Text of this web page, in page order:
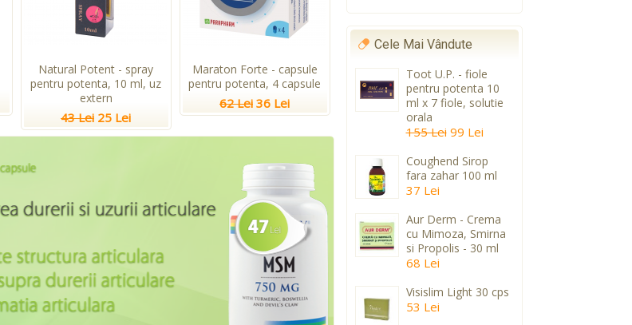
Natural Potent - spray
pentru potenta, 10 ml, uz
extern
43 Lei 25 Lei
Maraton Forte - capsule
pentru potenta, 4 capsule
62 Lei 36 Lei
Cele Mai Vândute
Toot U.P. - fiole
pentru potenta 10
ml x 7 fiole, solutie
orala
155 Lei 99 Lei
Coughend Sirop
fara zahar 100 ml
37 Lei
Aur Derm - Crema
cu Mimoza, Smirna
si Propolis - 30 ml
68 Lei
Visislim Light 30 cps
53 Lei